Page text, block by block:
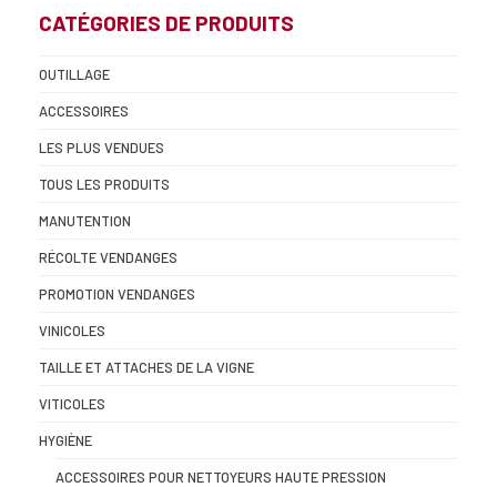
CATÉGORIES DE PRODUITS
OUTILLAGE
ACCESSOIRES
LES PLUS VENDUES
TOUS LES PRODUITS
MANUTENTION
RÉCOLTE VENDANGES
PROMOTION VENDANGES
VINICOLES
TAILLE ET ATTACHES DE LA VIGNE
VITICOLES
HYGIÈNE
ACCESSOIRES POUR NETTOYEURS HAUTE PRESSION